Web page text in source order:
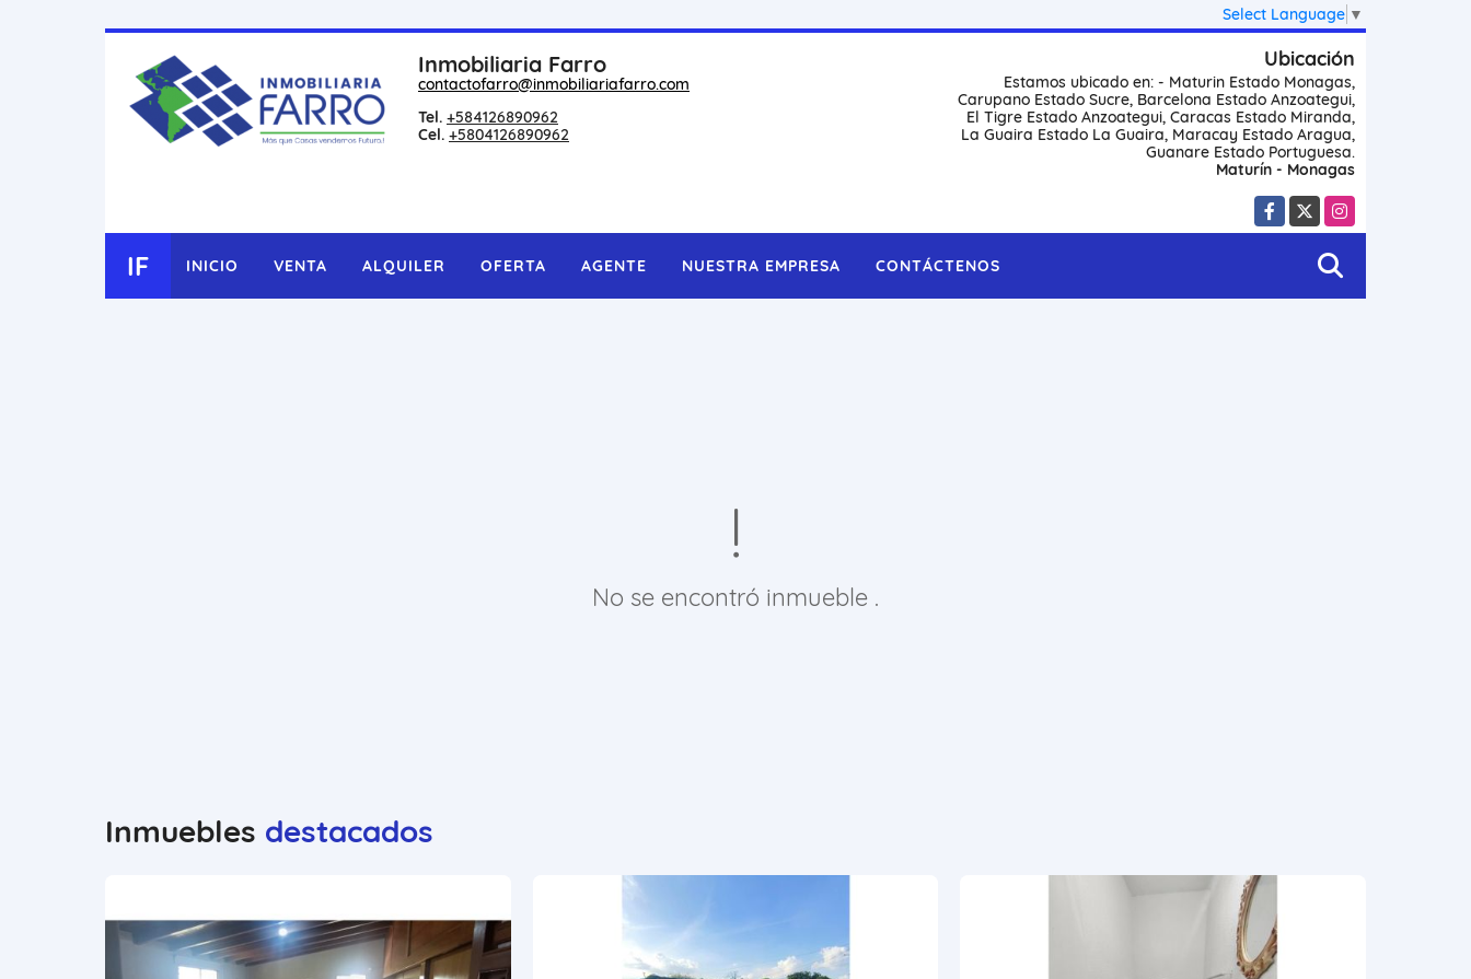
Select Language ▼
Inmobiliaria Farro
contactofarro@inmobiliariafarro.com
Tel. +584126890962
Cel. +5804126890962
Ubicación
Estamos ubicado en: - Maturin Estado Monagas,
Carupano Estado Sucre, Barcelona Estado Anzoategui,
El Tigre Estado Anzoategui, Caracas Estado Miranda,
La Guaira Estado La Guaira, Maracay Estado Aragua,
Guanare Estado Portuguesa.
Maturín - Monagas
Facebook
X Instagram
IF INICIO VENTA ALQUILER OFERTA AGENTE NUESTRA EMPRESA CONTÁCTENOS
No se encontró inmueble .
Inmuebles destacados